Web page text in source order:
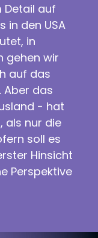
Detail auf
in den USA
in
gehen wir
auf das
Aber das
- hat
als nur die
soll es
Hinsicht
Perspektive